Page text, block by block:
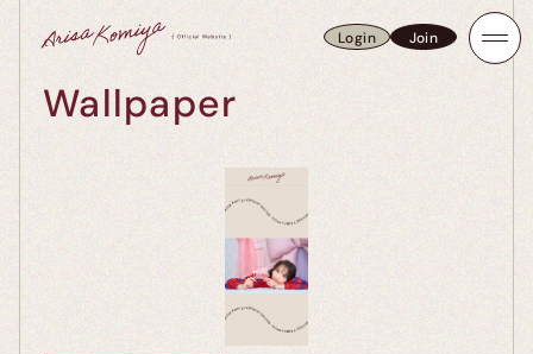
Login
Join
Wallpaper